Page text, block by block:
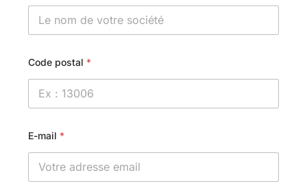
Code postal *
E-mail *